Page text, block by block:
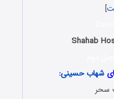
]
Shahab
شهاب حسینی:
سحر